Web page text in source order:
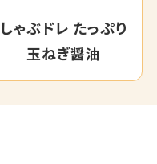
しゃぶドレ たっぷり
玉ねぎ醤油